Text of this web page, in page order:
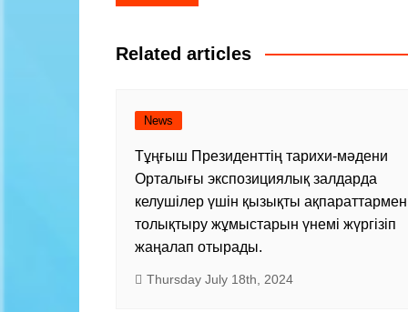
navigation
Related articles
News
Тұңғыш Президенттің тарихи-мәдени
Орталығы экспозициялық залдарда
келушілер үшін қызықты ақпараттармен
толықтыру жұмыстарын үнемі жүргізіп
жаңалап отырады.
Thursday July 18th, 2024